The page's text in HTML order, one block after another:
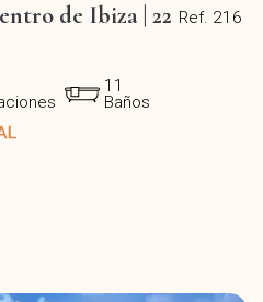
Ref. 216
de Ibiza | 22
11
Baños